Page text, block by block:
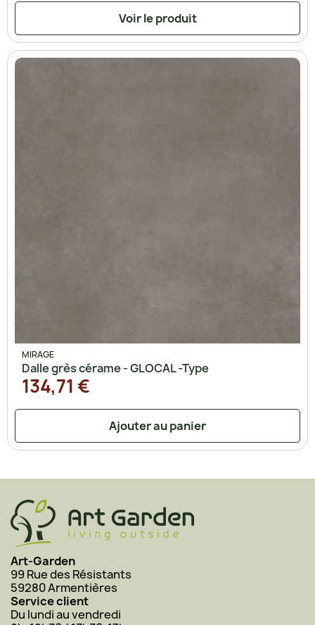
Voir le produit
MIRAGE
Dalle grès cérame - GLOCAL -Type
134,71 €
Ajouter au panier
Art-Garden
99 Rue des Résistants
59280 Armentières
Service client
Du lundi au vendredi